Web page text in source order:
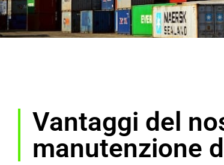
Vantaggi del
manutenzione